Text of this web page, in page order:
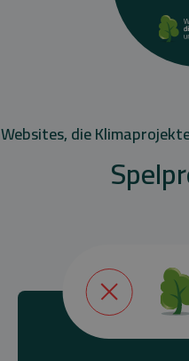
Websites, die